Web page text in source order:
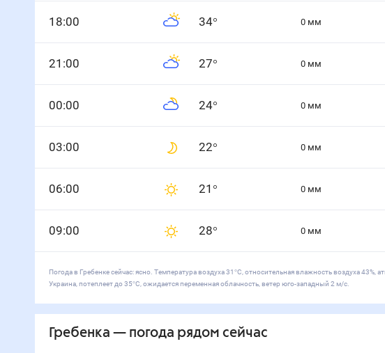
18:00 34° 0мм
21 :00 27° 0мм
00:00 24° 0мм
03:00 22° 0мм
06:00 21 ° 0мм
09:00 28° 0мм
Погода в Гребенке сейчас: ясно. Температура воздуха 31°С, относительная влажность воздуха
Украина, потеплеет до 35°С, ожидается переменная облачность, ветер юго-западный 2 м/с.
Гребенка — погода рядом сейчас